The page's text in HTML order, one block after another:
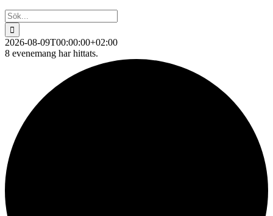
Sök
efter:
2026-08-09T00:00:00+02:00
8 evenemang har hittats.